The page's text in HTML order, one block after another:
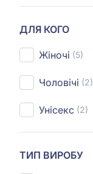
ДЛЯ КОГО
Жіночі (5)
Чоловічі (2)
Унісекс (2)
ТИП ВИРОБУ